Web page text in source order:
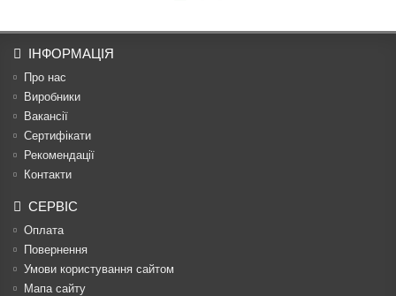
ІНФОРМАЦІЯ
Про нас
Виробники
Вакансії
Сертифікати
Рекомендації
Контакти
СЕРВІС
Оплата
Повернення
Умови користування сайтом
Мапа сайту